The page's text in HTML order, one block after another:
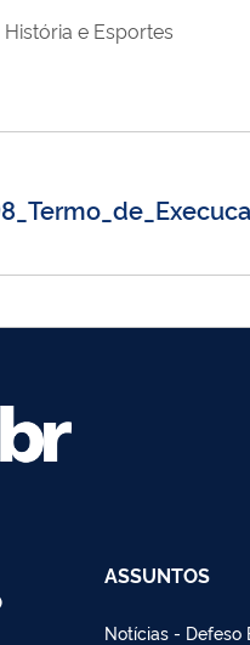
e Esportes
ASSUNTOS
Notícias - Defeso